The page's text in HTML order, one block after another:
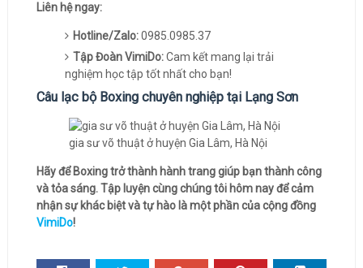
Liên hệ ngay:
Hotline/Zalo:0985.0985.37
Tập Đoàn VimiDo:Cam kết mang lại trải
nghiệm học tập tốt nhất cho bạn!
Câu lạc bộ Boxing chuyên nghiệp tại Lạng Sơn
gia sư võ thuật ở huyện Gia Lâm, Hà Nội
Hãy để Boxing trở thành hành trang giúp bạn thành công
và tỏa sáng. Tập luyện cùng chúng tôi hôm nay để cảm
nhận sự khác biệt và tự hào là một phần của cộng đồng
VimiDo!